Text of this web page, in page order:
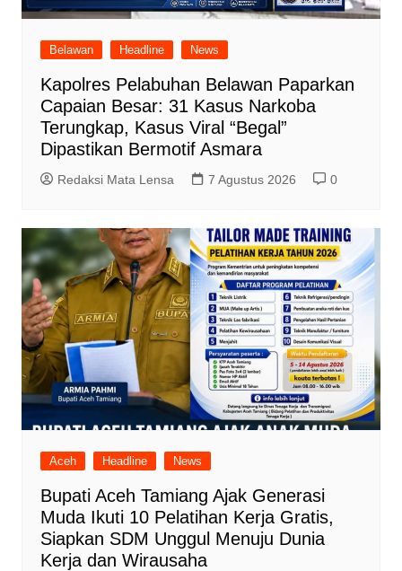
Belawan Headline News
Kapolres Pelabuhan Belawan Paparkan
Capaian Besar: 31 Kasus Narkoba
Terungkap, Kasus Viral “Begal”
Dipastikan Bermotif Asmara
Redaksi Mata Lensa 7 Agustus 2026 0
Aceh Headline News
Bupati Aceh Tamiang Ajak Generasi
Muda Ikuti 10 Pelatihan Kerja Gratis,
Siapkan SDM Unggul Menuju Dunia
Kerja dan Wirausaha